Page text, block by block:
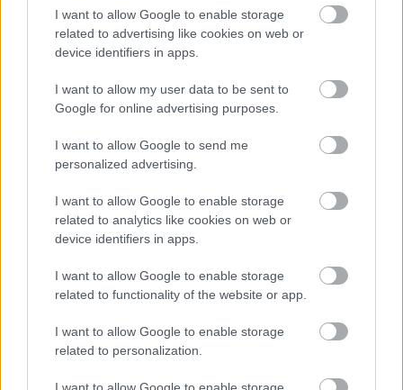
I want to allow Google to enable storage
related to advertising like cookies on web or
device identifiers in apps.
I want to allow my user data to be sent to
Google for online advertising purposes.
I want to allow Google to send me
personalized advertising.
I want to allow Google to enable storage
related to analytics like cookies on web or
device identifiers in apps.
I want to allow Google to enable storage
related to functionality of the website or app.
I want to allow Google to enable storage
related to personalization.
Bizonytalanság gyötör? Félsz? Nem tudod, kinek
higgy? Íme egy függőséget nem okozó, kedélyjavító
anti-Covid-tréning…